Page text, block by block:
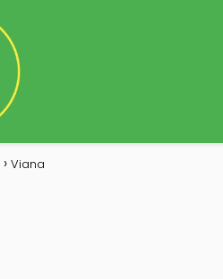
Viana